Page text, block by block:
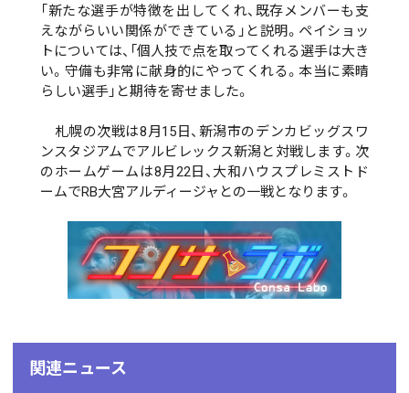
「新たな選手が特徴を出してくれ、既存メンバーも支
えながらいい関係ができている」と説明。ペイショッ
トについては、「個人技で点を取ってくれる選手は大き
い。守備も非常に献身的にやってくれる。本当に素晴
らしい選手」と期待を寄せました。
札幌の次戦は8月15日、新潟市のデンカビッグスワ
ンスタジアムでアルビレックス新潟と対戦します。次
のホームゲームは8月22日、大和ハウスプレミストド
ームでRB大宮アルディージャとの一戦となります。
関連ニュース